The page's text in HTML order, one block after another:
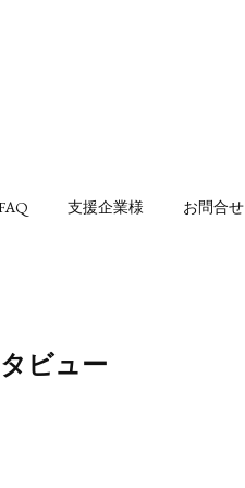
支援企業様 お問合せ
ビュー